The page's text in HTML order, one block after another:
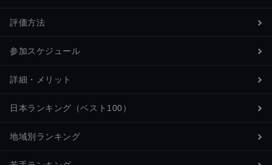
評価方法
参加スケジュール
詳細・メリット
日本ランキング（ベスト100）
地域別ランキング